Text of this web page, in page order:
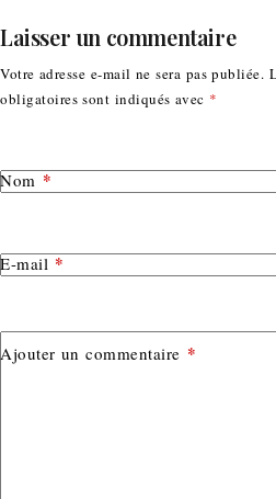
Laisser un commentaire
Votre adresse e-mail ne sera pas publiée.
obligatoires sont indiqués avec *
Nom *
E-mail *
Ajouter un commentaire *